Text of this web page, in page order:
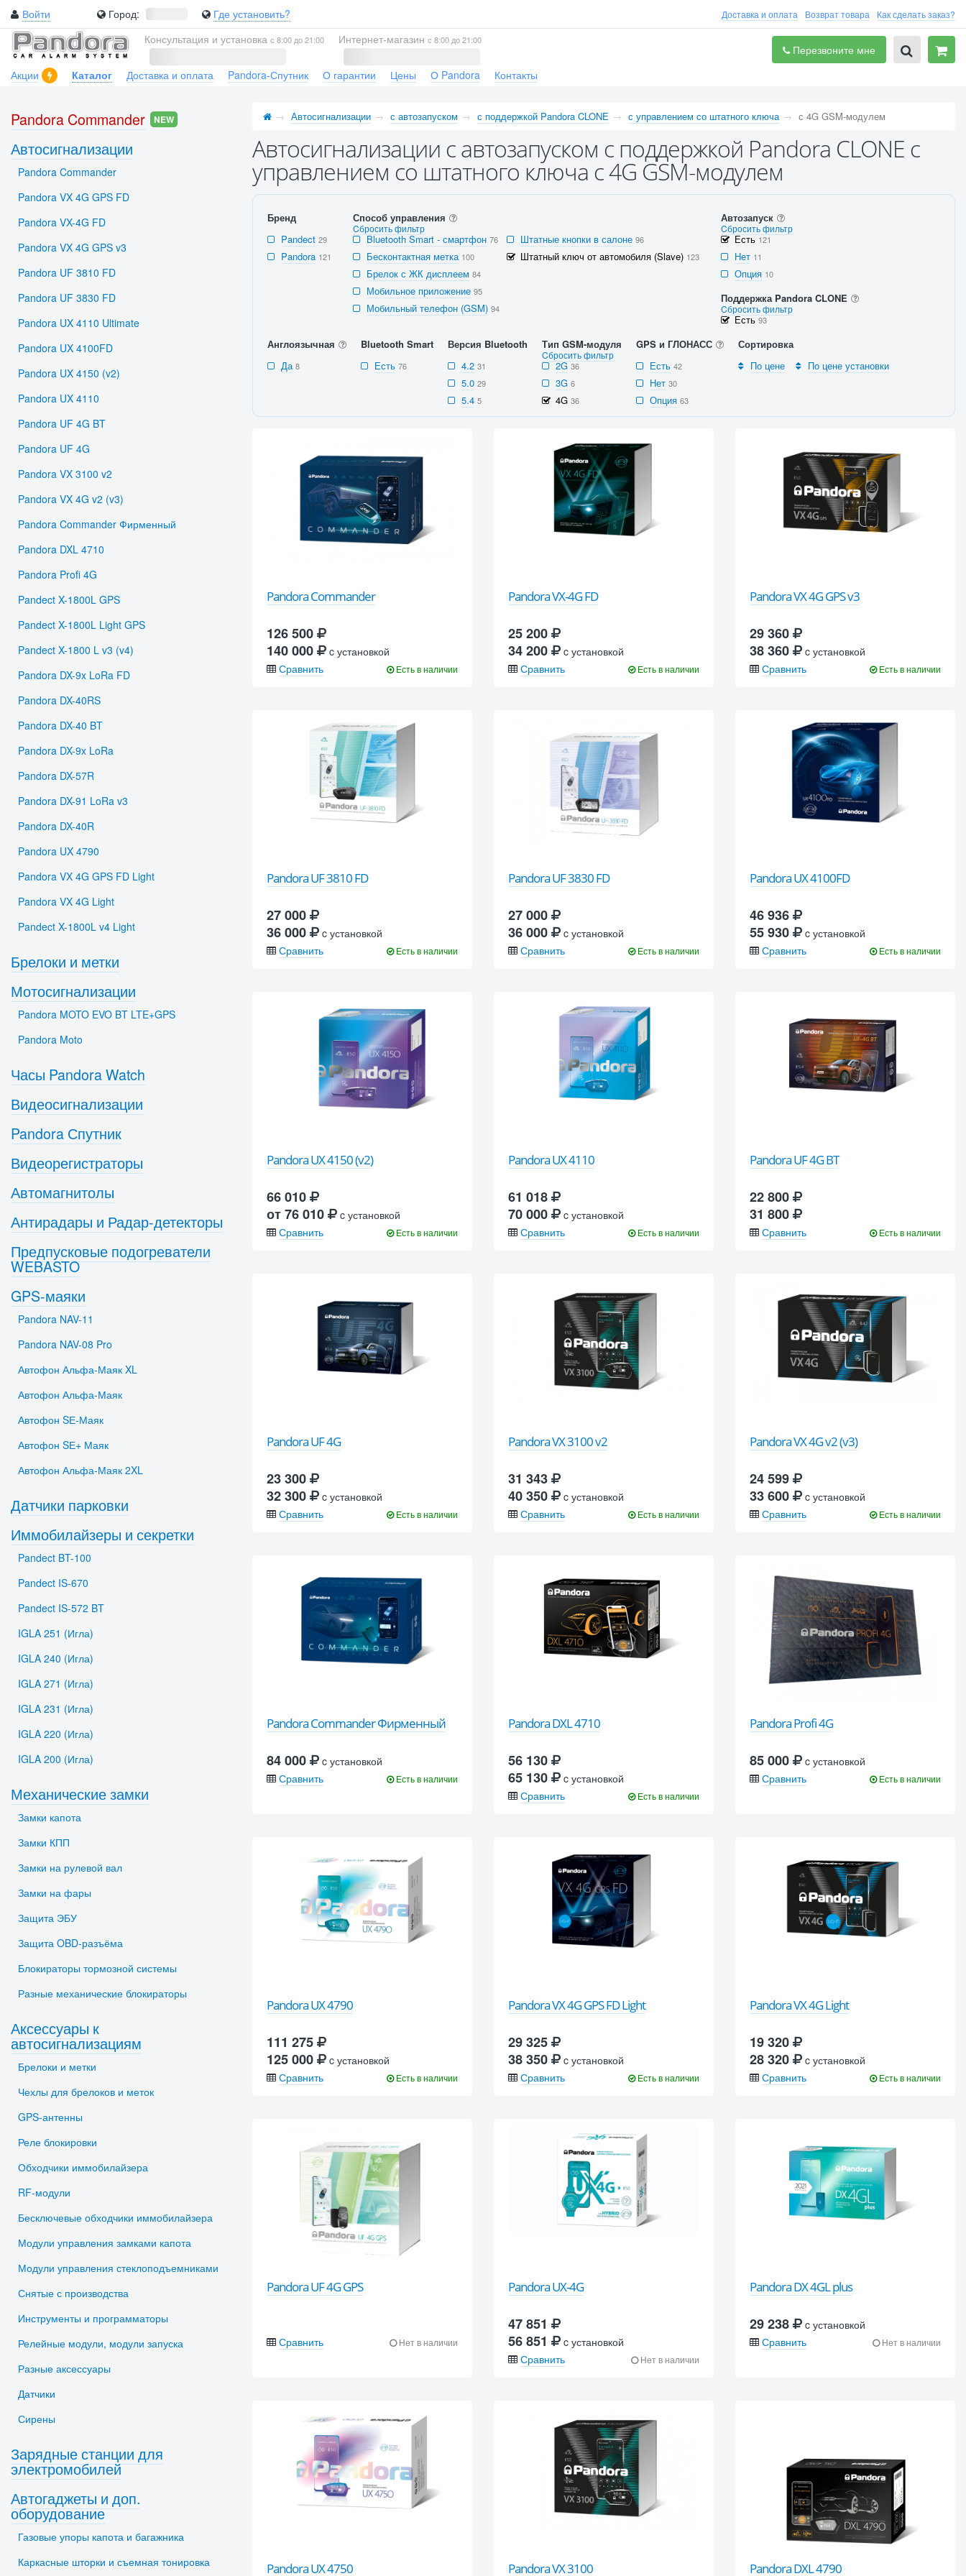
Войти Город: Где установить? Доставка и оплата Возврат товара Как сделать заказ?
Консультация и установка с 8:00 до 21:00 Интернет-магазин с 8:00 до 21:00
Перезвоните мне
Акции
Каталог Доставка и оплата Pandora-Спутник О гарантии Цены О Pandora Контакты
Автосигнализации с автозапуском с поддержкой Pandora CLONE с управлением со штатного ключа с 4G GSM-модулем
Автосигнализации с автозапуском с поддержкой Pandora CLONE с
управлением со штатного ключа с 4G GSM-модулем
Бренд
Pandect 29
Pandora 121
Способ управления
Cбросить фильтр
Bluetooth Smart - смартфон 76
Бесконтактная метка 100
Брелок с ЖК дисплеем 84
Мобильное приложение 95
Мобильный телефон (GSM) 94
Штатные кнопки в салоне 96
Штатный ключ от автомобиля (Slave) 123
Автозапуск
Cбросить фильтр
Есть121
Нет 11
Опция 10
Поддержка Pandora CLONE
Cбросить фильтр
Есть93
Англоязычная
Да 8
Bluetooth Smart
Есть 76
Версия Bluetooth
4.2 31
5.0 29
5.4 5
Тип GSM-модуля
Cбросить фильтр
2G 36
3G 6
4G 36
GPS и ГЛОНАСС
Есть 42
Нет 30
Опция 63
Сортировка
По цене
По цене установки
Pandora Commander
126 500
140 000
c установкой
Сравнить
Есть в наличии
Pandora VX-4G FD
25 200
34 200
c установкой
Сравнить
Есть в наличии
Pandora VX 4G GPS v3
29 360
38 360
c установкой
Сравнить
Есть в наличии
Pandora UF 3810 FD
27 000
36 000
c установкой
Сравнить
Есть в наличии
Pandora UF 3830 FD
27 000
36 000
c установкой
Сравнить
Есть в наличии
Pandora UX 4100FD
46 936
55 930
c установкой
Сравнить
Есть в наличии
Pandora UX 4150 (v2)
66 010
от 76 010
c установкой
Сравнить
Есть в наличии
Pandora UX 4110
61 018
70 000
c установкой
Сравнить
Есть в наличии
Pandora UF 4G BT
22 800
31 800
Сравнить Есть в наличии
Pandora UF 4G
23 300
32 300
c установкой
Сравнить
Есть в наличии
Pandora VX 3100 v2
31 343
40 350
c установкой
Сравнить
Есть в наличии
Pandora VX 4G v2 (v3)
24 599
33 600
c установкой
Сравнить
Есть в наличии
Pandora Commander Фирменный
84 000
c установкой
Сравнить
Есть в наличии
Pandora DXL 4710
56 130
65 130
c установкой
Сравнить
Есть в наличии
Pandora Profi 4G
85 000
c установкой
Сравнить
Есть в наличии
Pandora UX 4790
111 275
125 000
c установкой
Сравнить
Есть в наличии
Pandora VX 4G GPS FD Light
29 325
38 350
c установкой
Сравнить
Есть в наличии
Pandora VX 4G Light
19 320
28 320
c установкой
Сравнить
Есть в наличии
Pandora UF 4G GPS
Сравнить Нет в наличии
Pandora UX-4G
47 851
56 851
c установкой
Сравнить
Нет в наличии
Pandora DX 4GL plus
29 238
c установкой
Сравнить
Нет в наличии
Pandora UX 4750 Pandora VX 3100 Pandora DXL 4790
Pandora Commander NEW
Автосигнализации
Pandora Commander
Pandora VX 4G GPS FD
Pandora VX-4G FD
Pandora VX 4G GPS v3
Pandora UF 3810 FD
Pandora UF 3830 FD
Pandora UX 4110 Ultimate
Pandora UX 4100FD
Pandora UX 4150 (v2)
Pandora UX 4110
Pandora UF 4G BT
Pandora UF 4G
Pandora VX 3100 v2
Pandora VX 4G v2 (v3)
Pandora Commander Фирменный
Pandora DXL 4710
Pandora Profi 4G
Pandect X-1800L GPS
Pandect X-1800L Light GPS
Pandect X-1800 L v3 (v4)
Pandora DX-9x LoRa FD
Pandora DX-40RS
Pandora DX-40 BT
Pandora DX-9x LoRa
Pandora DX-57R
Pandora DX-91 LoRa v3
Pandora DX-40R
Pandora UX 4790
Pandora VX 4G GPS FD Light
Pandora VX 4G Light
Pandect X-1800L v4 Light
Брелоки и метки
Мотосигнализации
Pandora MOTO EVO BT LTE+GPS
Pandora Moto
Часы Pandora Watch
Видеосигнализации
Pandora Спутник
Видеорегистраторы
Автомагнитолы
Антирадары и Радар-детекторы
Предпусковые подогреватели
WEBASTO
GPS-маяки
Pandora NAV-11
Pandora NAV-08 Pro
Автофон Альфа-Маяк XL
Автофон Альфа-Маяк
Автофон SЕ-Маяк
Автофон SЕ+ Маяк
Автофон Альфа-Маяк 2XL
Датчики парковки
Иммобилайзеры и секретки
Pandect BT-100
Pandect IS-670
Pandect IS-572 BT
IGLA 251 (Игла)
IGLA 240 (Игла)
IGLA 271 (Игла)
IGLA 231 (Игла)
IGLA 220 (Игла)
IGLA 200 (Игла)
Механические замки
Замки капота
Замки КПП
Замки на рулевой вал
Замки на фары
Защита ЭБУ
Защита OBD-разъёма
Блокираторы тормозной системы
Разные механические блокираторы
Аксессуары к
автосигнализациям
Брелоки и метки
Чехлы для брелоков и меток
GPS-антенны
Реле блокировки
Обходчики иммобилайзера
RF-модули
Бесключевые обходчики иммобилайзера
Модули управления замками капота
Модули управления стеклоподъемниками
Снятые с производства
Инструменты и программаторы
Релейные модули, модули запуска
Разные аксессуары
Датчики
Сирены
Зарядные станции для
электромобилей
Автогаджеты и доп.
оборудование
Газовые упоры капота и багажника
Каркасные шторки и съемная тонировка